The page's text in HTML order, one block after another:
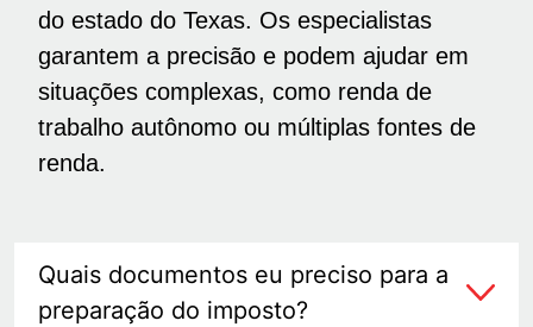
do estado do Texas. Os especialistas
garantem a precisão e podem ajudar em
situações complexas, como renda de
trabalho autônomo ou múltiplas fontes de
renda.
Quais documentos eu preciso para a
preparação do imposto?